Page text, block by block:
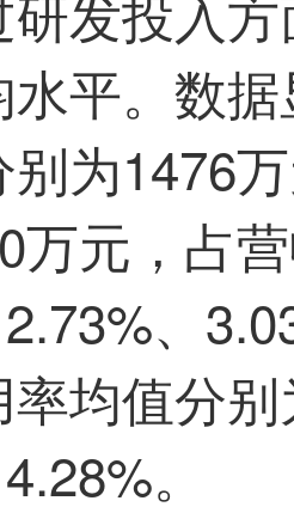
平。数
为1476
万元，占
、
均值分
。